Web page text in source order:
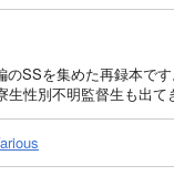
SSを集めた再録本で
性別不明監督生も出て